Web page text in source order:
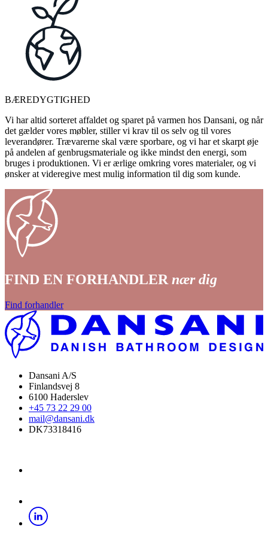
BÆREDYGTIGHED
Vi har altid sorteret affaldet og sparet på varmen hos Dansani, og når
det gælder vores møbler, stiller vi krav til os selv og til vores
leverandører. Trævarerne skal være sporbare, og vi har et skarpt øje
på andelen af genbrugsmateriale og ikke mindst den energi, som
bruges i produktionen. Vi er ærlige omkring vores materialer, og vi
ønsker at videregive mest mulig information til dig som kunde.
FIND EN FORHANDLER nær dig
Find forhandler
Dansani A/S
Finlandsvej 8
6100 Haderslev
+45 73 22 29 00
mail@dansani.dk
DK73318416